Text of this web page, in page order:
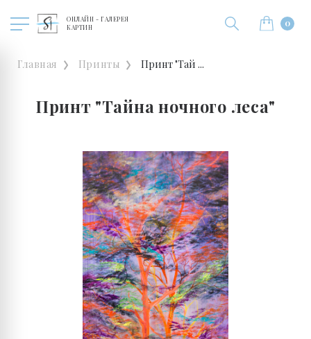
ОНЛАЙН - ГАЛЕРЕЯ
КАРТИН
0
Главная Принты Принт "Тай ...
Принт "Тайна ночного леса"